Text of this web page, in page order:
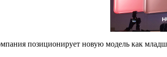
позиционирует новую модель как